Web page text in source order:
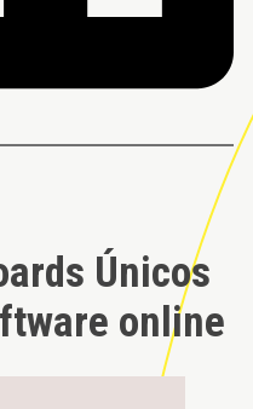
Únicos
online